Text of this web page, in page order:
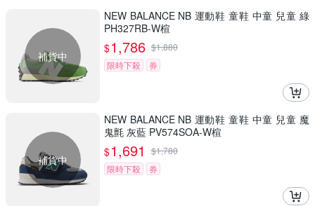
補貨中
NEW BALANCE NB 運動鞋 童鞋 中童 兒童 綠
PH327RB-W楦
$1,786 $1,880
限時下殺
券
補貨中
NEW BALANCE NB 運動鞋 童鞋 中童 兒童 魔
鬼氈 灰藍 PV574SOA-W楦
$1,691 $1,780
限時下殺
券